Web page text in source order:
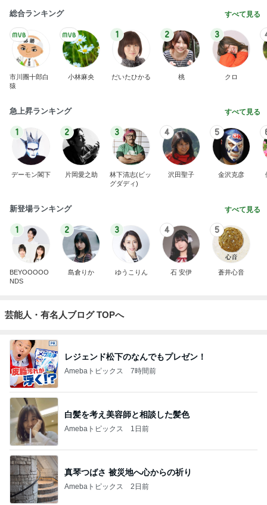
総合ランキング すべて見る
市川團十郎白
猿
小林麻央
1
だいたひかる
2
桃
3
クロ
急上昇ランキング すべて見る
1
デーモン閣下
2
片岡愛之助
3
林下清志(ビッ
グダディ)
4
沢田聖子
5
金沢克彦
新登場ランキング すべて見る
1
BEYOOOOO
NDS
2
島倉りか
3
ゆうこりん
4
石 安伊
5
蒼井心音
芸能人・有名人ブログ TOPへ
レジェンド松下のなんでもプレゼン！
Amebaトピックス 7時間前
白髪を考え美容師と相談した髪色
Amebaトピックス 1日前
真琴つばさ 被災地へ心からの祈り
Amebaトピックス 2日前